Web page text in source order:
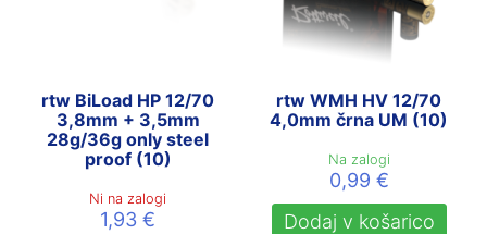
rtw BiLoad HP 12/70
3,8mm + 3,5mm
28g/36g only steel
proof (10)
Ni na zalogi
1,93€
rtw WMH HV 12/70
4,0mm črna UM (10)
Na zalogi
0,99 €
Dodaj v košarico